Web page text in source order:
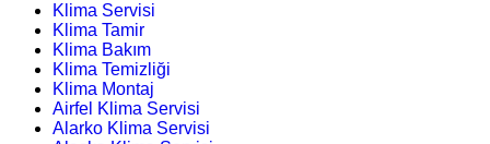
Klima Servisi
Klima Tamir
Klima Bakım
Klima Temizliği
Klima Montaj
Airfel Klima Servisi
Alarko Klima Servisi